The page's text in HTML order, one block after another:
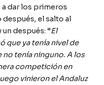
a dar los primeros
después, el salto al
un después: “El
que ya tenía nivel de
no tenía ninguno. A los
competición en
vinieron el Andaluz